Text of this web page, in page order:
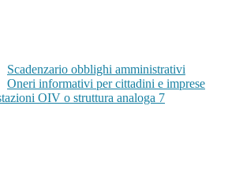
Scadenzario obblighi amministrativi
Oneri informativi per cittadini e imprese
OIV o struttura analoga 7